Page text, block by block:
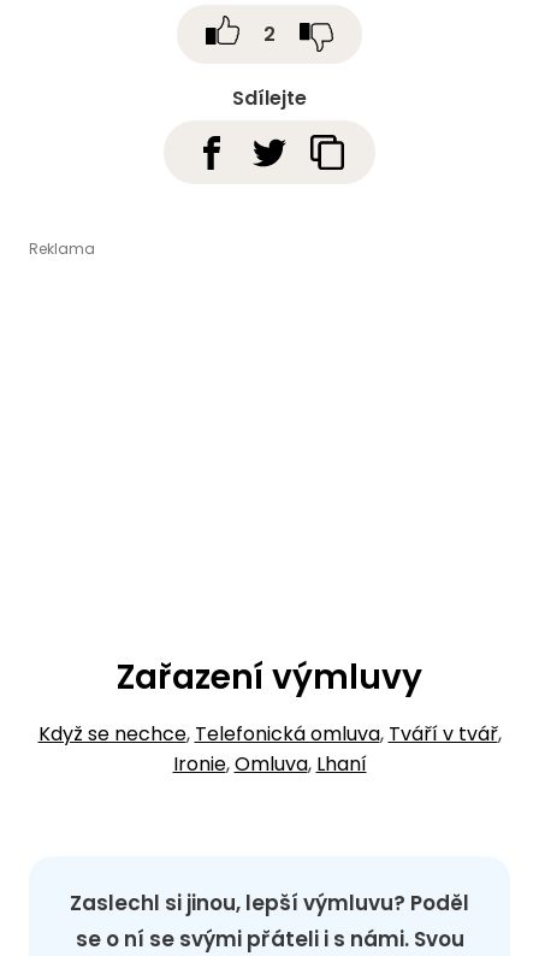
Sdílejte
2
Zařazení výmluvy
Když se nechce, Telefonická omluva, Tváří v tvář,
Ironie,Omluva, Lhaní
Zaslechl si jinou, lepší výmluvu? Poděl
se o ní se svými přáteli i s námi. Svou